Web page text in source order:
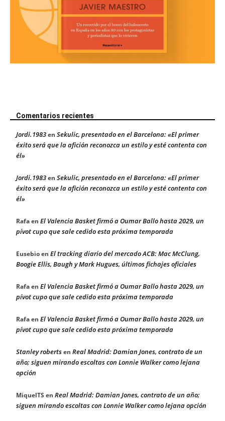
Comentarios recientes
Jordi.1983en Sekulic, presentado en el Barcelona: «El primer
éxito será que la afición reconozca un estilo y esté contenta con
él»
Jordi.1983en Sekulic, presentado en el Barcelona: «El primer
éxito será que la afición reconozca un estilo y esté contenta con
él»
Rafaen El Valencia Basket firmó a Oumar Ballo hasta 2029, un
pívot cupo que sale cedido esta próxima temporada
Eusebioen El tracking diario del mercado ACB: Mac McClung,
Boogie Ellis, Baugh y Mark Hugues, últimos fichajes oficiales
Rafaen El Valencia Basket firmó a Oumar Ballo hasta 2029, un
pívot cupo que sale cedido esta próxima temporada
Rafaen El Valencia Basket firmó a Oumar Ballo hasta 2029, un
pívot cupo que sale cedido esta próxima temporada
Stanley robertsen Real Madrid: Damian Jones, contrato de un
año; siguen mirando escoltas con Lonnie Walker como lejana
opción
MiquelTS en Real Madrid: Damian Jones, contrato de un año;
siguen mirando escoltas con Lonnie Walker como lejana opción